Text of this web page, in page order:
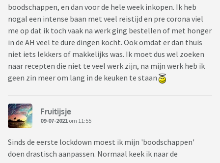
boodschappen, en dan voor de hele week inkopen. Ik heb
nogal een intense baan met veel reistijd en pre corona viel
me op dat ik toch vaak na werk ging bestellen of met honger
in de AH veel te dure dingen kocht. Ook omdat er dan thuis
niet iets lekkers of makkelijks was. Ik moet dus wel zoeken
naar recepten die niet te veel werk zijn, na mijn werk heb ik
geen zin meer om lang in de keuken te staan
Fruitijsje
09-07-2021 om 11:55
Sinds de eerste lockdown moest ik mijn 'boodschappen'
doen drastisch aanpassen. Normaal keek ik naar de